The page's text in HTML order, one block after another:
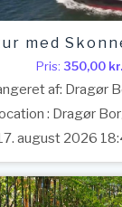
med
Pris: 350,00 kr.
af: Dragør
: Dragør
august 2026